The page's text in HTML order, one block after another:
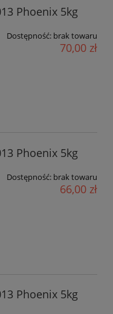
Phoenix 5kg
Dostępność: brak towaru
70,00 zł
Phoenix 5kg
Dostępność: brak towaru
66,00 zł
Phoenix 5kg